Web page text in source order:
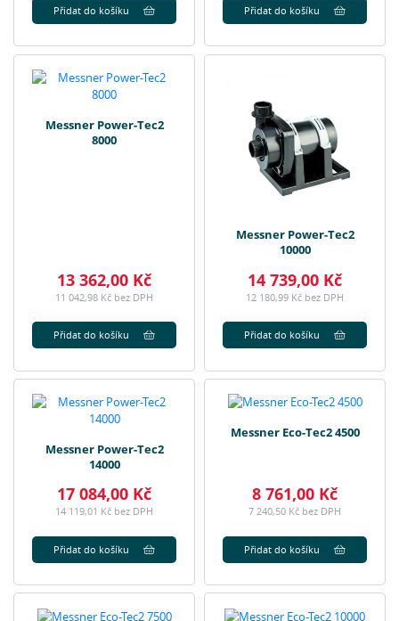
Přidat do košíku Přidat do košíku
Messner Power-Tec2
8000
13 362,00 Kč
11 042,98 Kč bez DPH
Přidat do košíku
Messner Power-Tec2
10000
14 739,00 Kč
12 180,99 Kč bez DPH
Přidat do košíku
Messner Power-Tec2
14000
17 084,00 Kč
14 119,01 Kč bez DPH
Přidat do košíku
Messner Eco-Tec2 4500
8 761,00 Kč
7 240,50 Kč bez DPH
Přidat do košíku